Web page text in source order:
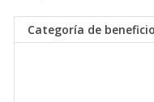
Categoría de beneficio